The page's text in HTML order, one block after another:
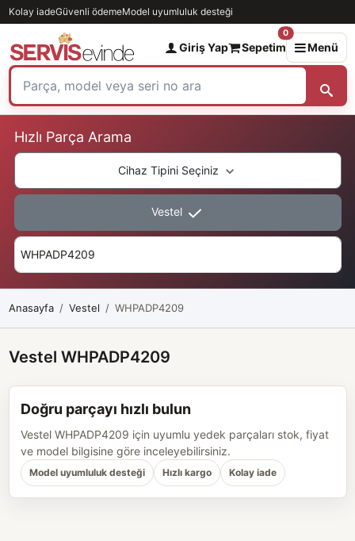
Kolay iadeGüvenli ödemeModel uyumluluk desteği
Giriş Yap Sepetim
0
Menü
Hızlı Parça Arama
Cihaz Tipini Seçiniz
Vestel
Anasayfa Vestel WHPADP4209
Vestel WHPADP4209
Doğru parçayı hızlı bulun
Vestel WHPADP4209 için uyumlu yedek parçaları stok, fiyat
ve model bilgisine göre inceleyebilirsiniz.
Model uyumluluk desteği Hızlı kargo Kolay iade